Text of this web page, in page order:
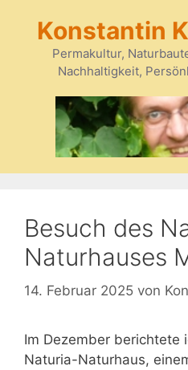
springen
Konstantin
Permakultur,
Nachhaltigkeit,
Besuch des
Naturhauses
14. Februar 2025 von
Im Dezember berichtete
Naturia-Naturhaus,